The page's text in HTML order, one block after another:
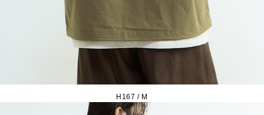
H167 / M